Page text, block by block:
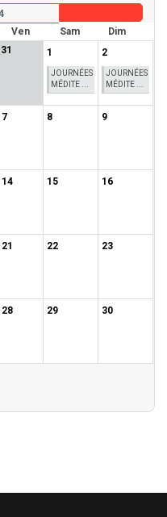
Ven Sam
Dim
31 1
JOURNÉES
MÉDITE ...
2
JOURNÉES
MÉDITE ...
7 8 9
14 15 16
21 22 23
28 29 30